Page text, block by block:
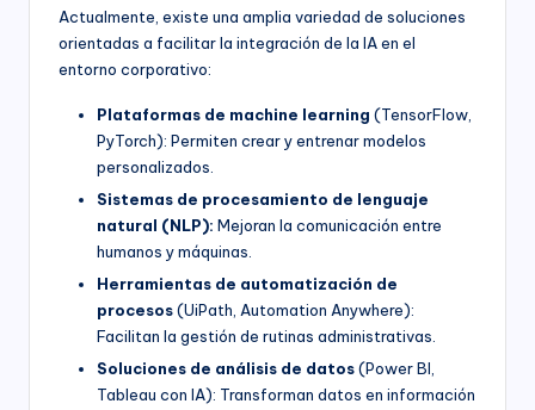
Actualmente, existe una amplia variedad de soluciones
orientadas a facilitar la integración de la IA en el
entorno corporativo:
Plataformas de machine learning (TensorFlow,
PyTorch): Permiten crear y entrenar modelos
personalizados.
Sistemas de procesamiento de lenguaje
natural (NLP): Mejoran la comunicación entre
humanos y máquinas.
Herramientas de automatización de
procesos(UiPath, Automation Anywhere):
Facilitan la gestión de rutinas administrativas.
Soluciones de análisis de datos(Power BI,
Tableau con IA): Transforman datos en información